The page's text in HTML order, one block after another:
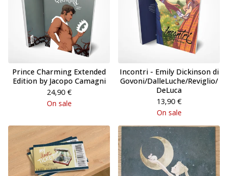
Prince Charming Extended
Edition by Jacopo Camagni
24,90 €
On sale
Incontri - Emily Dickinson di
Govoni/DalleLuche/Reviglio/
DeLuca
13,90 €
On sale